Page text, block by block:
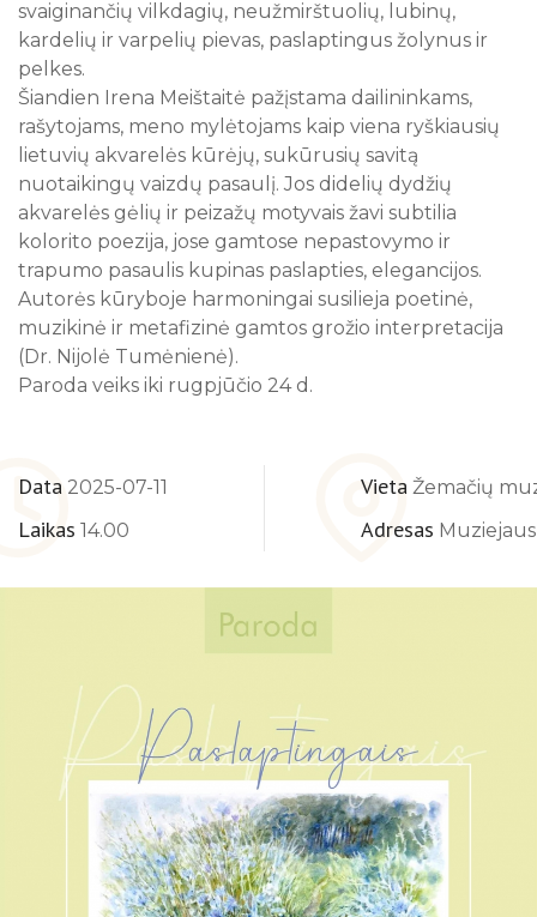
10 14 15
24 25 26 27 28 29
31
Visi renginiai
svaiginančių vilkdagių, neužmirštuolių, lubinų,
kardelių ir varpelių pievas, paslaptingus žolynus ir
pelkes.
Šiandien Irena Meištaitė pažįstama dailininkams,
rašytojams, meno mylėtojams kaip viena ryškiausių
lietuvių akvarelės kūrėjų, sukūrusių savitą
nuotaikingų vaizdų pasaulį. Jos didelių dydžių
akvarelės gėlių ir peizažų motyvais žavi subtilia
kolorito poezija, jose gamtose nepastovymo ir
trapumo pasaulis kupinas paslapties, elegancijos.
Autorės kūryboje harmoningai susilieja poetinė,
muzikinė ir metafizinė gamtos grožio interpretacija
(Dr. Nijolė Tumėnienė).
Paroda veiks iki rugpjūčio 24 d.
Data 2025-07-11
Laikas 14.00
Vieta Žemačių
Adresas Muziejaus